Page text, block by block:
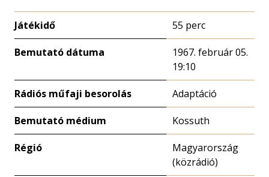
Játékidő 55 perc
Bemutató dátuma
1967. február 05.
19:10
Rádiós műfaji besorolás Adaptáció
Bemutató médium Kossuth
Régió
Magyarország
(közrádió)